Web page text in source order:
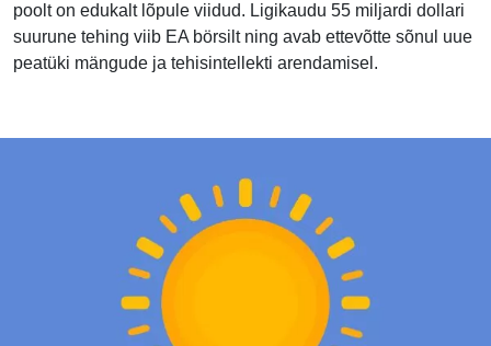
poolt on edukalt lõpule viidud. Ligikaudu 55 miljardi dollari
suurune tehing viib EA börsilt ning avab ettevõtte sõnul uue
peatüki mängude ja tehisintellekti arendamisel.